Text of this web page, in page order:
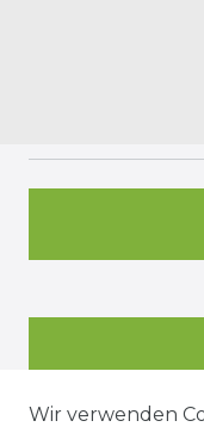
Wir verwenden